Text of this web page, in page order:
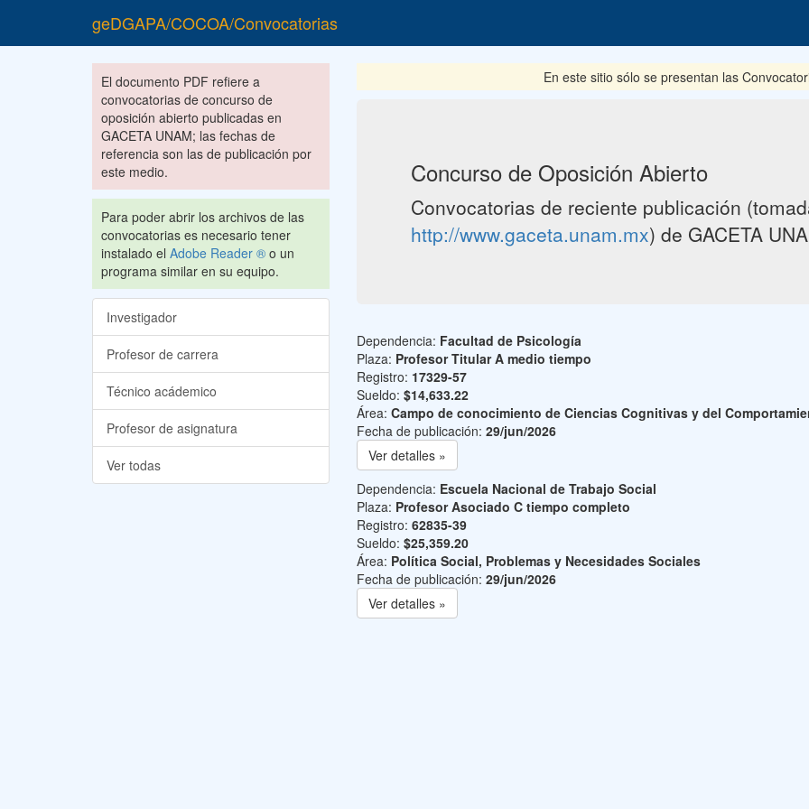
geDGAPA/COCOA/Convocatorias
El documento PDF refiere a
convocatorias de concurso de
oposición abierto publicadas en
GACETA UNAM; las fechas de
referencia son las de publicación por
este medio.
Para poder abrir los archivos de las
convocatorias es necesario tener
instalado el Adobe Reader ® o un
programa similar en su equipo.
Investigador
Profesor de carrera
Técnico acádemico
Profesor de asignatura
Ver todas
En este sitio sólo se presentan las
Concurso de Oposición Abierto
Convocatorias de reciente publicación
http://www.gaceta.unam.mx) de GACETA
Dependencia: Facultad de Psicología
Plaza: Profesor Titular A medio tiempo
Registro: 17329-57
Sueldo: $14,633.22
Área: Campo de conocimiento de Ciencias Cognitivas y del
Fecha de publicación: 29/jun/2026
Ver detalles »
Dependencia: Escuela Nacional de Trabajo Social
Plaza: Profesor Asociado C tiempo completo
Registro: 62835-39
Sueldo: $25,359.20
Área: Política Social, Problemas y Necesidades Sociales
Fecha de publicación: 29/jun/2026
Ver detalles »